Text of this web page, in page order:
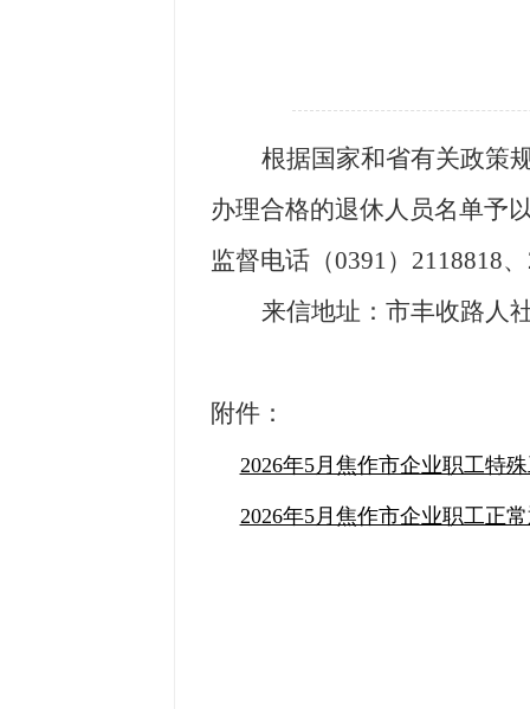
根据国家和省有关政策
办理合格的退休人员名单予
监督电话（0391） 2118818、
来信地址：市丰收路人
附件：
2026年5月焦作市企业职工特
2026年5月焦作市企业职工正